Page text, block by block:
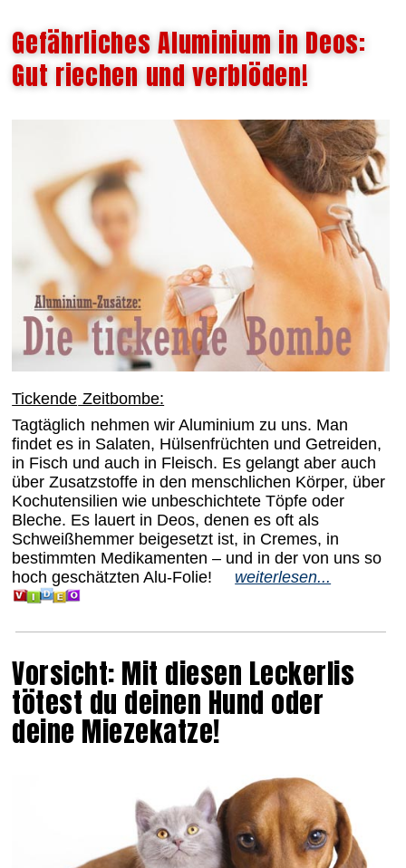
Gefährliches Aluminium in Deos:
Gut riechen und verblöden!
Tickende Zeitbombe:
Tagtäglich nehmen wir Aluminium zu uns. Man
findet es in Salaten, Hülsenfrüchten und Getreiden,
in Fisch und auch in Fleisch. Es gelangt aber auch
über Zusatzstoffe in den menschlichen Körper, über
Kochutensilien wie unbeschichtete Töpfe oder
Bleche. Es lauert in Deos, denen es oft als
Schweißhemmer beigesetzt ist, in Cremes, in
bestimmten Medikamenten – und in der von uns so
hoch geschätzten Alu-Folie! weiterlesen...
Vorsicht: Mit diesen Leckerlis
tötest du deinen Hund oder
deine Miezekatze!